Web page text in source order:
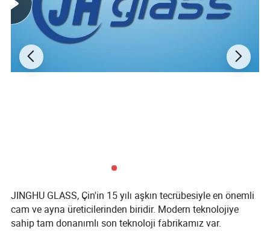
Kısma --farklı ortam koşullarına uygun farklı parlaklık
seçeneklerini sunar;
Buğu çözücü --
artık buğulanma konusunda
JINGHU GLASS, Çin'in 15 yılı aşkın tecrübesiyle en önemli
cam ve ayna üreticilerinden biridir. Modern teknolojiye
sahip tam donanımlı son teknoloji fabrikamız var.